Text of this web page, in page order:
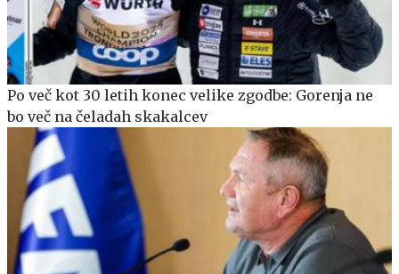
Po več kot 30 letih konec velike zgodbe: Gorenja ne
bo več na čeladah skakalcev